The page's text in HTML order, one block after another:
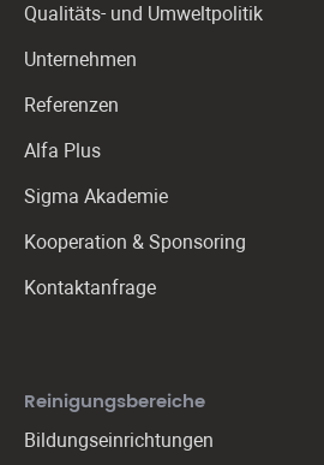
Qualitäts- und Umweltpolitik
Unternehmen
Referenzen
Alfa Plus
Sigma Akademie
Kooperation & Sponsoring
Kontaktanfrage
Reinigungs­bereiche
Bildungseinrichtungen